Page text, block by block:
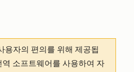
용자의 편의를 위해 제공됩
역 소프트웨어를 사용하여 자